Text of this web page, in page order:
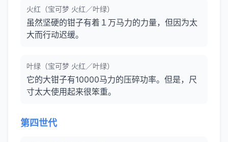
火红（宝可梦 火红／叶绿）
虽然坚硬的钳子有着１万马力的力量，但因为太
大而行动迟缓。
叶绿（宝可梦 火红／叶绿）
它的大钳子有10000马力的压碎功率。但是，尺
寸太大使用起来很笨重。
第四世代